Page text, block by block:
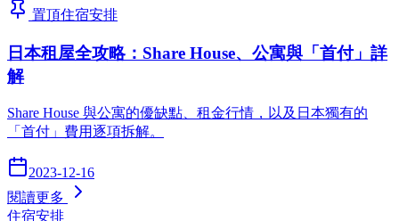
置頂住宿安排
日本租屋全攻略：Share House、公寓與「首付」詳
解
Share House 與公寓的優缺點、租金行情，以及日本獨有的
「首付」費用逐項拆解。
2023-12-16
閱讀更多
住宿安排